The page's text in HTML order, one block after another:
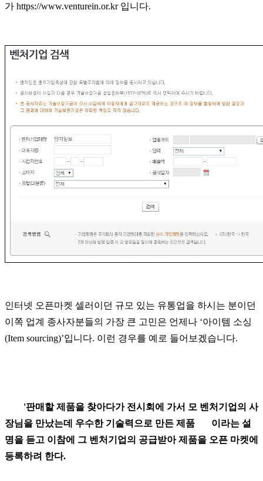
가 https://www.venturein.or.kr 입니다.
인터넷 오픈마켓 셀러이던 규모 있는 유통업을 하시는 분이던
이쪽 업계 종사자분들의 가장 큰 고민은 언제나 ‘아이템 소싱
(Item sourcing)’입니다. 이런 경우를 예로 들어보겠습니다.
'판매할 제품을 찾아다가 전시회에 가서 모 벤처기업의 사
장님을 만났는데 우수한 기술력으로 만든 제품
이라는 설
명을 듣고 이참에 그 벤처기업의 공급받아 제품을 오픈 마켓에
등록하려 한다.